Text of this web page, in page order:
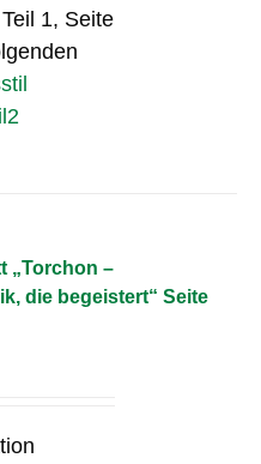
1, Seite
„Torchon –
die begeistert“ Seite